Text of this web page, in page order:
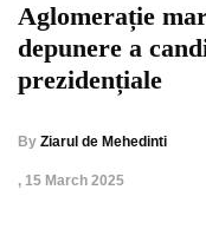
Aglomerație
depunere a
prezidențiale
By Ziarul de Mehedinti
, 15 March 2025